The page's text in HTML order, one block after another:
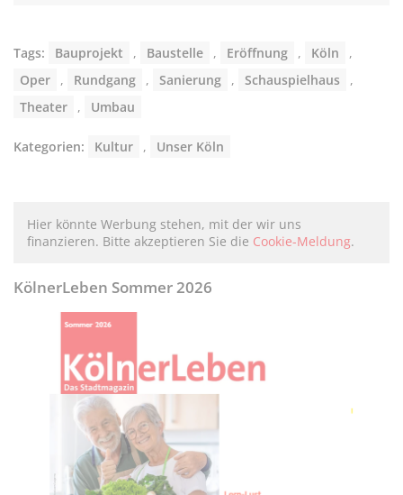
Tags: Bauprojekt , Baustelle , Eröffnung , Köln
,
Oper
, Rundgang , Sanierung , Schauspielhaus
,
Theater
, Umbau
Kategorien: Kultur , Unser Köln
Hier könnte Werbung stehen, mit der wir uns
finanzieren. Bitte akzeptieren Sie die Cookie-Meldung.
KölnerLeben Sommer 2026